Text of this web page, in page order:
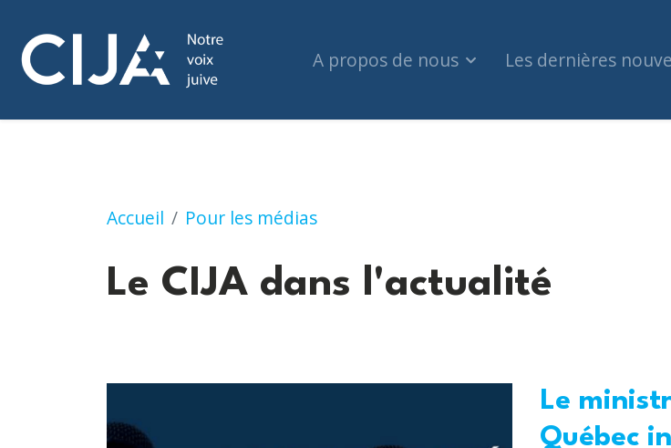
A propos de nous Les dernières
Accueil Pour les médias
Le CIJA dans l'actualité
Le CIJA dans l'actualité
Le
Québec